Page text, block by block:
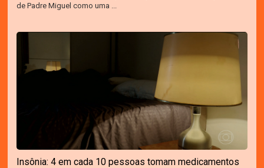
de Padre Miguel como uma ...
Insônia: 4 em cada 10 pessoas tomam medicamentos